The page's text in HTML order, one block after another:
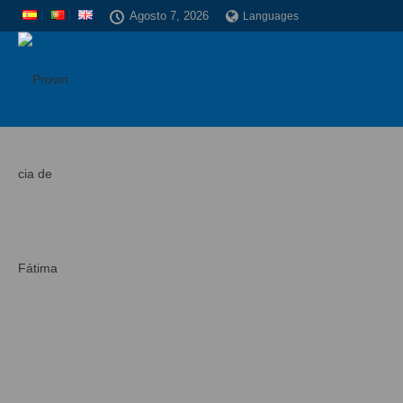
Agosto 7, 2026 Languages